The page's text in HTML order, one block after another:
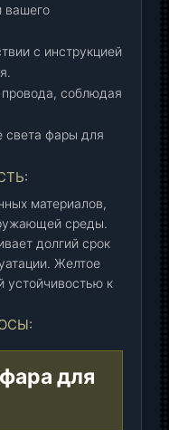
вашего
с инструкцией
соблюдая
света фары для
материалов,
среды.
долгий срок
Желтое
устойчивостью к
для